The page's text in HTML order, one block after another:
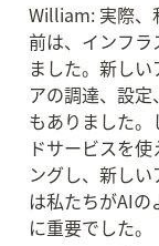
William: 実際
前は、インフ
ました。新し
アの調達、設
もありました。
ドサービスを
ングし、新し
は私たちがAI
に重要でした。